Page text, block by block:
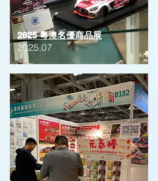
2025 粵澳名優商品展
2025.07